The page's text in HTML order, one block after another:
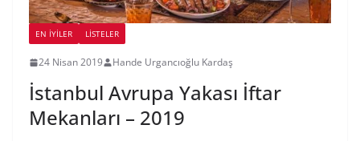
EN İYILER LİSTELER
24 Nisan 2019 Hande Urgancıoğlu Kardaş
İstanbul Avrupa Yakası İftar
Mekanları – 2019